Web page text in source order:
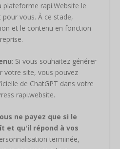
rapi.Website le
vous. À ce stade,
et le contenu en fonction
: Si vous souhaitez générer
votre site, vous pouvez
de ChatGPT dans votre
rapi.website.
ne payez que si le
et qu'il répond à vos
terminée,